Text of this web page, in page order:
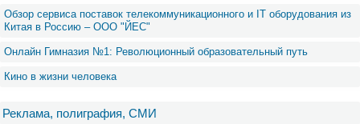
Обзор сервиса поставок телекоммуникационного и IT оборудования из
Китая в Россию – OOO "ЙЕС"
Онлайн Гимназия №1: Революционный образовательный путь
Кино в жизни человека
Реклама, полиграфия, СМИ